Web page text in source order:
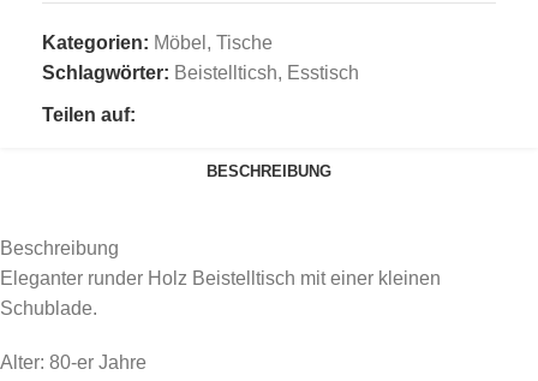
Kategorien: Möbel , Tische
Schlagwörter: Beistellticsh, Esstisch
Teilen auf:
BESCHREIBUNG
Beschreibung
Eleganter runder Holz Beistelltisch mit einer kleinen
Schublade.
Alter: 80-er Jahre